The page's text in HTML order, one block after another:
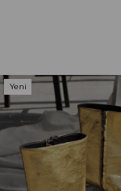
Yeni
Ürün